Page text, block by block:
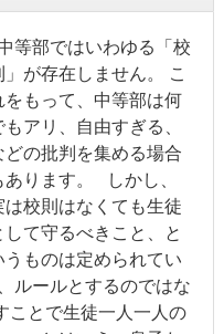
等部ではいわゆる「校
」が存在しません。 こ
をもって、中等部は何
もアリ、自由すぎる、
どの批判を集める場合
あります。 しかし、
は校則はなくても生徒
して守るべきこと、と
うものは定められてい
ルールとするのではな
ことで生徒一人一人の